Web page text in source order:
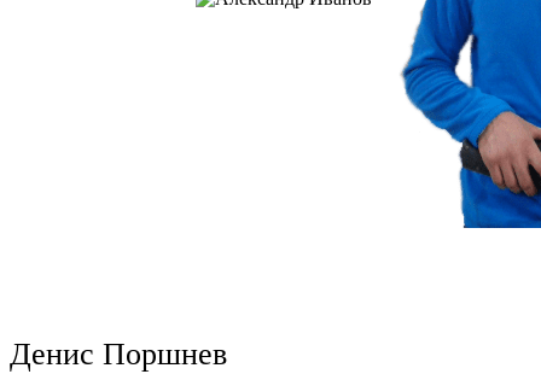
Денис Поршнев